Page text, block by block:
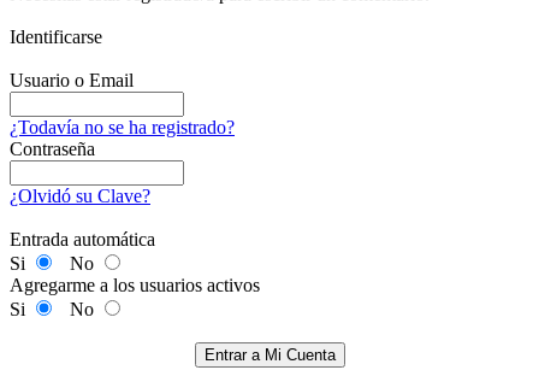
Identificarse
Usuario o Email
¿Todavía no se ha registrado?
Contraseña
¿Olvidó su Clave?
Entrada automática
Si
No
Agregarme a los usuarios activos
Si
No
Entrar a Mi Cuenta